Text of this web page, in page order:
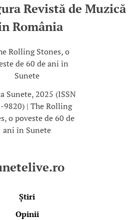
Revistă de Muzică
România
Sunete, 2025 (ISSN
9820) | The Rolling
o poveste de 60 de
ani în Sunete
Știri
Opinii